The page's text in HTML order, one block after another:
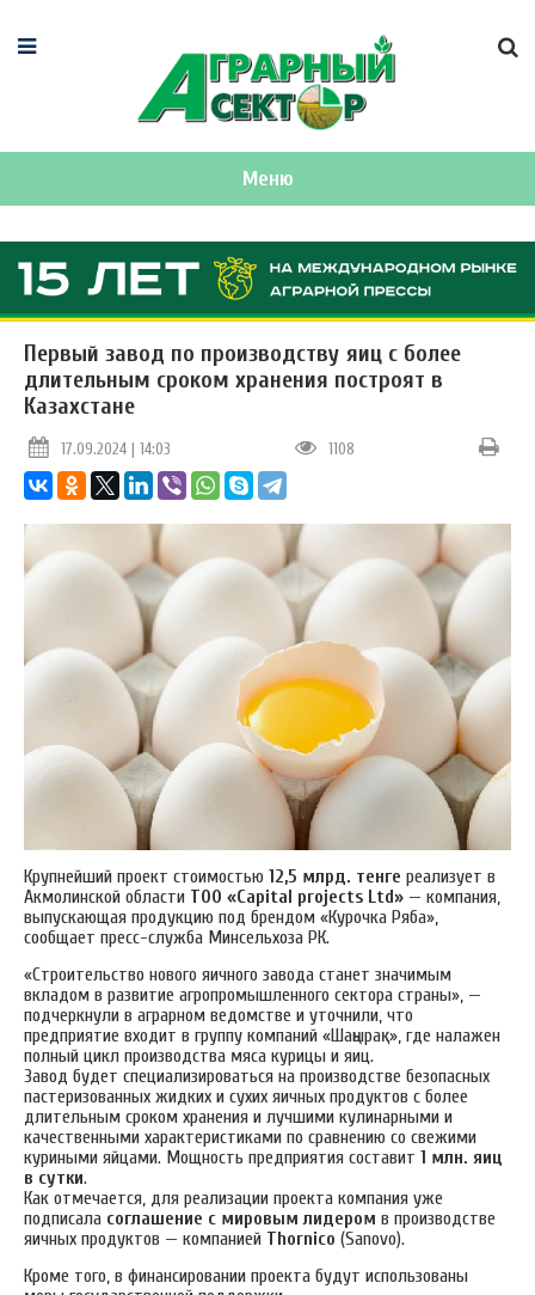
Меню
Первый завод по производству яиц с более
длительным сроком хранения построят в
Казахстане
17.09.2024 | 14:03 1108
Крупнейший проект стоимостью 12,5 млрд. тенге реализует в
Акмолинской области ТОО «Capital projects Ltd» — компания,
выпускающая продукцию под брендом «Курочка Ряба»,
сообщает пресс-служба Минсельхоза РК.
«Строительство нового яичного завода станет значимым
вкладом в развитие агропромышленного сектора страны», —
подчеркнули в аграрном ведомстве и уточнили, что
предприятие входит в группу компаний «Шаңырақ», где налажен
полный цикл производства мяса курицы и яиц.
Завод будет специализироваться на производстве безопасных
пастеризованных жидких и сухих яичных продуктов с более
длительным сроком хранения и лучшими кулинарными и
качественными характеристиками по сравнению со свежими
куриными яйцами. Мощность предприятия составит 1 млн. яиц
в сутки.
Как отмечается, для реализации проекта компания уже
подписала соглашение с мировым лидером в производстве
яичных продуктов — компанией Thornico (Sanovo).
Кроме того, в финансировании проекта будут использованы